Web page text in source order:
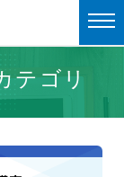
テゴリ